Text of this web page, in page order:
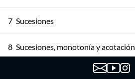
7 Sucesiones
8 Sucesiones, monotonía y acotación
Sucesiones, Propiedades y PSMC